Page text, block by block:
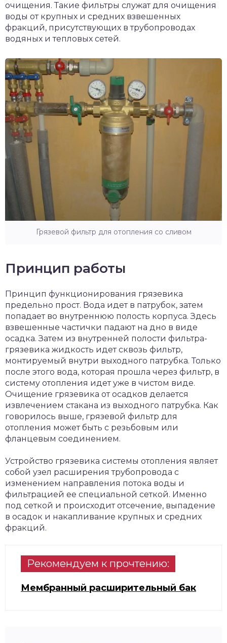
очищения. Такие фильтры служат для очищения
воды от крупных и средних взвешенных
фракций, присутствующих в трубопроводах
водяных и тепловых сетей.
Грязевой фильтр для отопления со сливом
Принцип работы
Принцип функционирования грязевика
предельно прост. Вода идет в патрубок, затем
попадает во внутреннюю полость корпуса. Здесь
взвешенные частички падают на дно в виде
осадка. Затем из внутренней полости фильтра-
грязевика жидкость идет сквозь фильтр,
монтируемый внутри выходного патрубка. Только
после этого вода, которая прошла через фильтр, в
систему отопления идет уже в чистом виде.
Очищение грязевика от осадков делается
извлечением стакана из выходного патрубка. Как
говорилось выше, грязевой фильтр для
отопления может быть с резьбовым или
фланцевым соединением.
Устройство грязевика системы отопления являет
собой узел расширения трубопровода с
изменением направления потока воды и
фильтрацией ее специальной сеткой. Именно
под сеткой и происходит отсечение, выпадение
в осадок и накапливание крупных и средних
фракций.
Рекомендуем к прочтению:
Мембранный расширительный бак